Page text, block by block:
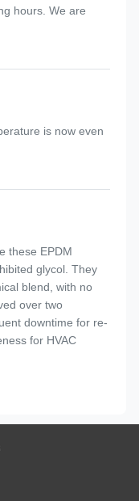
hours. We are
is now even
these EPDM
glycol. They
blend, with no
over two
downtime for re-
for HVAC